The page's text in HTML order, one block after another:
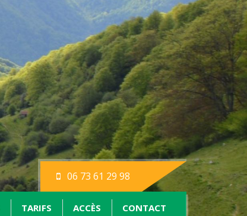
06 73 61 29 98
TARIFS ACCÈS CONTACT